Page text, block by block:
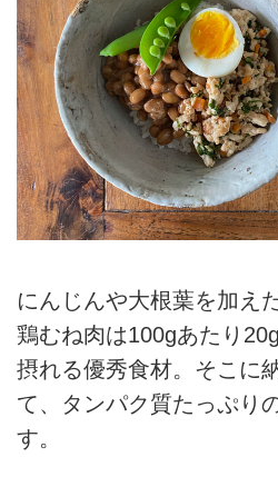
にんじんや大根葉を加え
鶏むね肉は100gあたり
摂れる優秀食材。そこに
て、タンパク質たっぷり
す。